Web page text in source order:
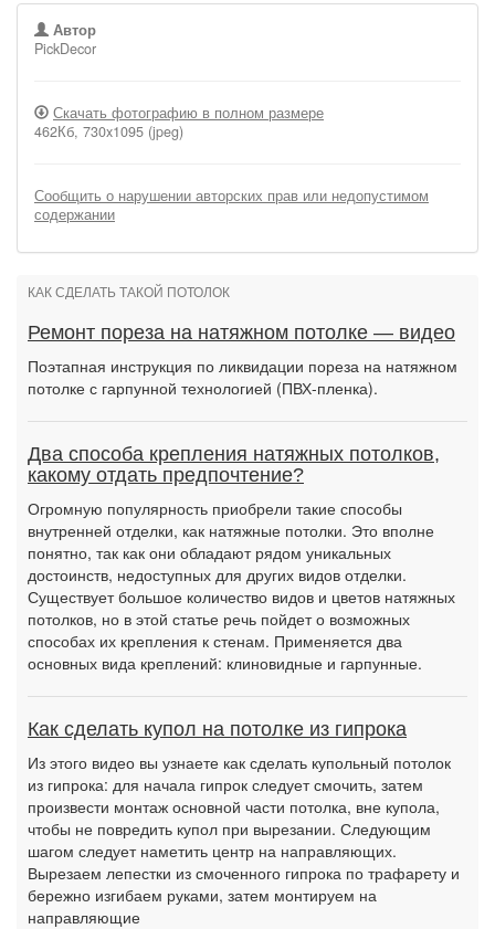
Автор
PickDecor
Скачать фотографию в полном размере
462Кб, 730x1095 (jpeg)
Сообщить о нарушении авторских прав или недопустимом
содержании
КАК СДЕЛАТЬ ТАКОЙ ПОТОЛОК
Ремонт пореза на натяжном потолке — видео
Поэтапная инструкция по ликвидации пореза на натяжном
потолке с гарпунной технологией (ПВХ-пленка).
Два способа крепления натяжных потолков,
какому отдать предпочтение?
Огромную популярность приобрели такие способы
внутренней отделки, как натяжные потолки. Это вполне
понятно, так как они обладают рядом уникальных
достоинств, недоступных для других видов отделки.
Существует большое количество видов и цветов натяжных
потолков, но в этой статье речь пойдет о возможных
способах их крепления к стенам. Применяется два
основных вида креплений: клиновидные и гарпунные.
Как сделать купол на потолке из гипрока
Из этого видео вы узнаете как сделать купольный потолок
из гипрока: для начала гипрок следует смочить, затем
произвести монтаж основной части потолка, вне купола,
чтобы не повредить купол при вырезании. Следующим
шагом следует наметить центр на направляющих.
Вырезаем лепестки из смоченного гипрока по трафарету и
бережно изгибаем руками, затем монтируем на
направляющие